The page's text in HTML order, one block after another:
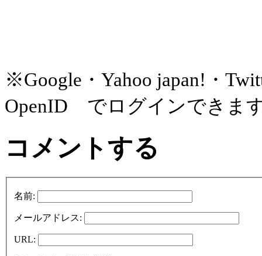
※Google・Yahoo japan!・
OpenID でログインできま
コメントする
名前:
メールアドレス:
URL: